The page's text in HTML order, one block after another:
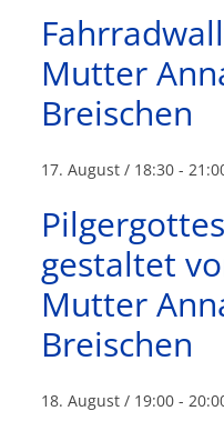
Mutter
Breischen
17. August / 18:30 -
gestaltet
Mutter
Breischen
18. August / 19:00 -